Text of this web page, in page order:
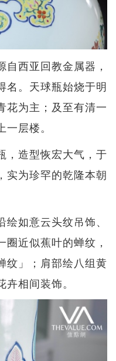
西亚回教金属器，
名。天球瓶始烧于明
花为主；及至有清一
层楼。
，造型恢宏大气，于
实为珍罕的乾隆本朝
如意云头纹吊饰、
近似蕉叶的蝉纹，
纹」；肩部绘八组黄
相间装饰。